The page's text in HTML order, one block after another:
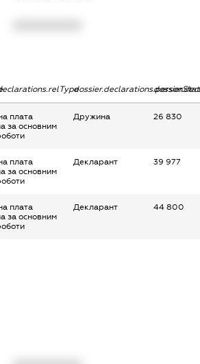
плата
за основним
Дружина 26 830
плата
за основним
Декларант 39 977
плата
за основним
Декларант 44 800